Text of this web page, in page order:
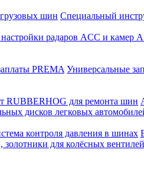
шин Специальный
радаров ACC и камер
PREMA Универсальные
RUBBERHOG для ремонта шин
дисков легковых
контроля давления в шинах
золотники для колёсных вентилей